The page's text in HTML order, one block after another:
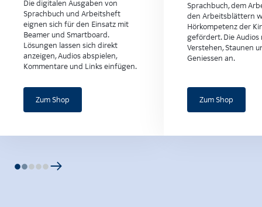
Die digitalen Ausgaben von
Sprachbuch und Arbeitsheft
eignen sich für den Einsatz mit
Beamer und Smartboard.
Lösungen lassen sich direkt
anzeigen, Audios abspielen,
Kommentare und Links einfügen.
Zum Shop
Sprachbuch, dem
den Arbeitsblättern
Hörkompetenz der
gefördert. Die Audios
Verstehen, Staunen
Geniessen an.
Zum Shop